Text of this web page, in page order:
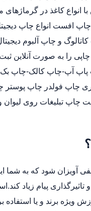
انواع کاغذ در
افست انواع چاپ
و چاپ آلبوم
را به صورت آنلاین
آپ-چاپ پاپ آپ-چاپ
فولدر چاپ پوستر
چاپ تبلیغات روی
آویزان شود که به شما
تاثیرگذاری پیام زیاد
ویژه برند و یا استفاده